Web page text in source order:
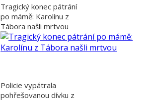
Tragický konec pátrání
po mámě: Karolínu z
Tábora našli mrtvou
Policie vypátrala
pohřešovanou dívku z